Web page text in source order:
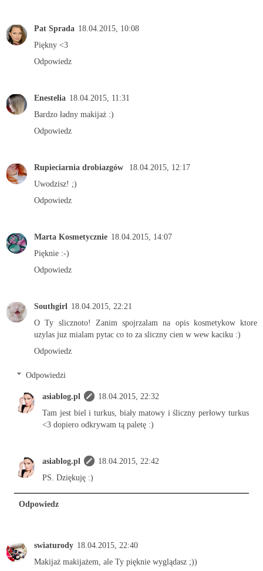
Pat Sprada 18.04.2015, 10:08
Piękny <3
Odpowiedz
Enestelia 18.04.2015, 11:31
Bardzo ładny makijaż :)
Odpowiedz
Rupieciarnia drobiazgów
18.04.2015, 12:17
Uwodzisz! ;)
Odpowiedz
Marta Kosmetycznie 18.04.2015, 14:07
Pięknie :-)
Odpowiedz
Southgirl 18.04.2015, 22:21
O Ty slicznoto! Zanim spojrzalam na opis kosmetykow ktore
uzylas juz mialam pytac co to za sliczny cien w wew kaciku :)
Odpowiedz
Odpowiedzi
asiablog.pl
18.04.2015, 22:32
Tam jest biel i turkus, biały matowy i śliczny perłowy turkus
<3 dopiero odkrywam tą paletę :)
asiablog.pl
18.04.2015, 22:42
PS. Dziękuję :)
Odpowiedz
swiaturody 18.04.2015, 22:40
Makijaż makijażem, ale Ty pięknie wyglądasz ;))